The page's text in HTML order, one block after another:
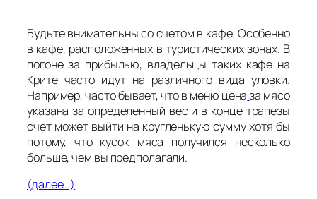
Будьте внимательны со счетом в кафе. Особенно
в кафе, расположенных в туристических зонах. В
погоне за прибылью, владельцы таких кафе на
Крите часто идут на различного вида уловки.
Например, часто бывает, что в меню цена за мясо
указана за определенный вес и в конце трапезы
счет может выйти на кругленькую сумму хотя бы
потому, что кусок мяса получился несколько
больше, чем вы предполагали.
(далее…)